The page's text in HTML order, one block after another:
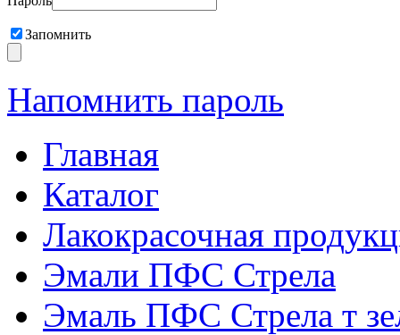
Запомнить
Напомнить пароль
Главная
Каталог
Лакокрасочная
Эмали ПФС Стрела
Эмаль ПФС Стрела т